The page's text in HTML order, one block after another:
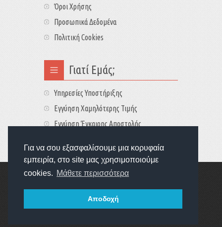
Για να σου εξασφαλίσουμε μια κορυφαία
εμπειρία, στο site μας χρησιμοποιούμε
cookies. Μάθετε περισσότερα
Αποδοχή
Όροι Χρήσης
Προσωπικά Δεδομένα
Πολιτική Cookies
Γιατί Εμάς;
Υπηρεσίες Υποστήριξης
Εγγύηση Χαμηλότερης Τιμής
Εγγύηση Έγκαιρης Αποστολής
Copyright © 2022GameExplorers
Οι τιμές περιλαμβάνουν ΦΠΑ 24%